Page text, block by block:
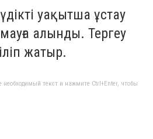
уақытша ұстау
алынды. Тергеу
жатыр.
текст и нажмите Ctrl+Enter, чтобы